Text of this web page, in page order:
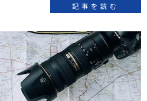
記事を読む